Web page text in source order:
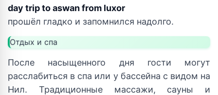
day trip to aswan from luxor
прошёл гладко и запомнился надолго.
Отдых и спа
После насыщенного дня гости могут
расслабиться в спа или у бассейна с видом на
Нил. Традиционные массажи, сауны и